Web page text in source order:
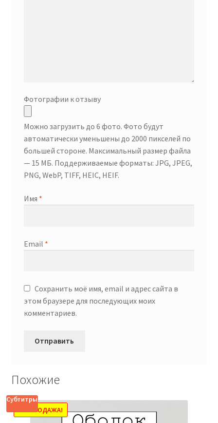
Фотографии к отзыву
Можно загрузить до 6 фото. Фото будут
автоматически уменьшены до 2000 пикселей по
большей стороне. Максимальный размер файла
— 15 МБ. Поддерживаемые форматы: JPG, JPEG,
PNG, WebP, TIFF, HEIC, HEIF.
Имя *
Email *
Сохранить моё имя, email и адрес сайта в
этом браузере для последующих моих
комментариев.
Похожие
Субтитры
РАСПРОДАЖА!